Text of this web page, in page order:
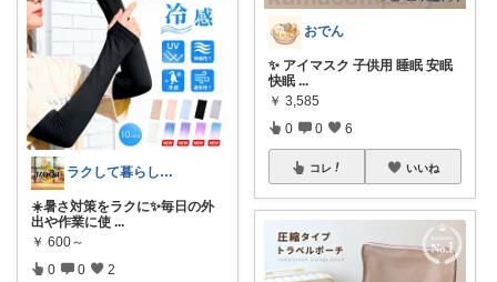
ラクして暮らしたい部
☀️暑さ対策をラクに✨毎日の外
出や作業に使 ...
￥ 600～
0 0 2
おでん
✨ アイマスク 子供用 睡眠 安眠
快眠...
￥ 3,585
0 0 6
コレ いいね